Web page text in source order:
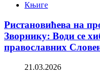
Књиге
Ристановићева на
Зворнику: Води се
православних
21.03.2026